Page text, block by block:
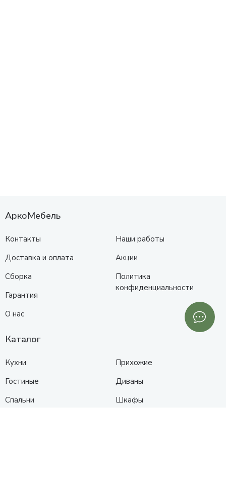
АркоМебель
Контакты
Доставка и оплата
Сборка
Гарантия
О нас
Наши работы
Акции
Политика
конфиденциальности
Каталог
Кухни
Гостиные
Спальни
Прихожие
Диваны
Шкафы